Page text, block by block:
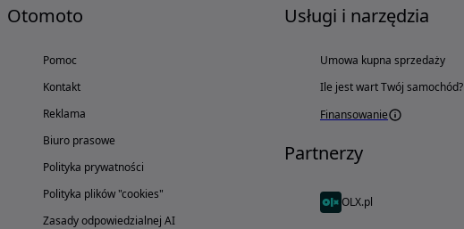
Otomoto
Pomoc
Kontakt
Reklama
Biuro prasowe
Polityka prywatności
Polityka plików "cookies"
Zasady odpowiedzialnej AI
Usługi i narzędzia
Umowa kupna sprzedaży
Ile jest wart Twój samochód?
Finansowanie
Partnerzy
OLX.pl